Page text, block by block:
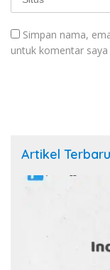
Simpan nama,
untuk komentar saya
Artikel Terbaru